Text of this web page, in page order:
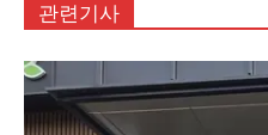
관련기사